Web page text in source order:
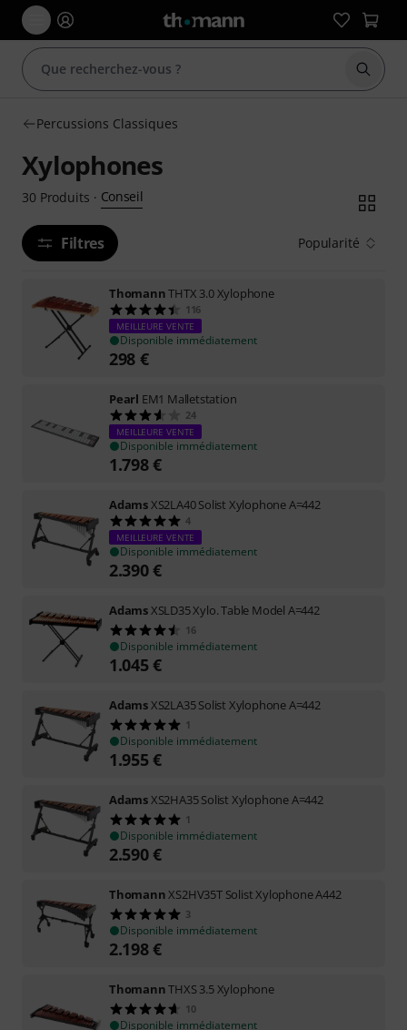
Percussions Classiques
Xylophones
30 Produits · Conseil
Filtres Popularité
ThomannTHTX 3.0 Xylophone
116
MEILLEURE VENTE
Disponible immédiatement
298 €
Pearl EM1 Malletstation
24
MEILLEURE VENTE
Disponible immédiatement
1.798€
AdamsXS2LA40 Solist Xylophone A=442
4
MEILLEURE VENTE
Disponible immédiatement
2.390€
AdamsXSLD35 Xylo. Table Model A=442
16
Disponible immédiatement
1.045€
AdamsXS2LA35 Solist Xylophone A=442
1
Disponible immédiatement
1.955€
AdamsXS2HA35 Solist Xylophone A=442
1
Disponible immédiatement
2.590€
ThomannXS2HV35T Solist Xylophone A442
3
Disponible immédiatement
2.198€
ThomannTHXS 3.5 Xylophone
10
Disponible immédiatement